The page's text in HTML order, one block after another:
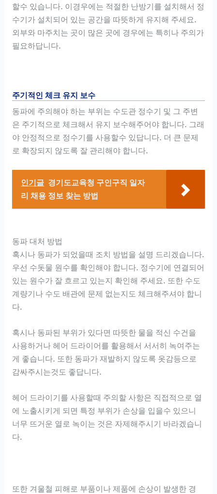
할수 있습니다. 이경우에는 적절한 난방기를 설치해서 정
수기가 설치되어 있는 공간을 따뜻하게 유지해 주세요.
외부와 마주치는 곳이 많은 곳에 경우에는 특히나 주의가
필요하답니다.
주기적인 체크 유지 보수
동파에 주의해야 하는 부위는 수도관 정수기 및 그 주변
은 주기적으로 체크해서 유지 보수해주어야 합니다. 그래
야 안정적으로 정수기를 사용할수 있답니다. 더 큰 문제
로 확장되지 않도록 잘 관리해야 합니다.
인기글 경기도교육청 구인구직 일자
리 채용 정보 찾는 방법
동파 대처 방법
혹시나 동파가 되었을때 조치 방법을 설명 드리겠습니다.
우선 수돗물 원수를 확인해야 합니다. 정수기에 연결되어
있는 원수가 잘 흐르고 있는지 확인해 주세요. 또한 수도
계량기나 수도 배관에 문제 없는지도 체크해주셔야 합니
다.
혹시나 동파된 부위가 있다면 따뜻한 물을 적신 수건을
사용하거나 헤어 드라이어를 활용해서 서서히 녹여주는
게 좋습니다. 또한 동파가 재발하지 않도록 옷감등으로
감싸주시는것도 좋답니다.
헤어 드라이기를 사용할때 주의할 사항은 직접적으로 열
에 노출시키게 되면 특정 부위가 손상을 입을수 있으니
너무 뜨거운 열로 녹이는 것은 자제해주시기 바라겠습니
다.
또한 겨울철 피해로 부품이나 제품에 손상이 발생한 경